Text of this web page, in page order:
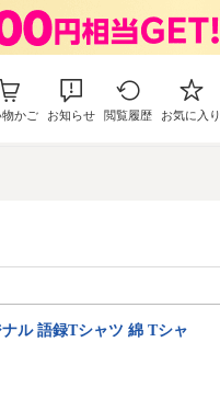
物かご お知らせ 閲覧履歴 お気に入り
ル 語録Tシャツ 綿 Tシャ